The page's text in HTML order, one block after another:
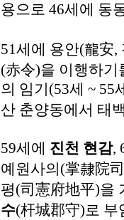
용으로 46세에 동
51세에 용안(龍安,
(赤令)을 이행하기
의 임기(53세 ~ 55
산 춘양동에서 태
59세에 진천 현감,
예원사의(掌隸院
평(司憲府地平)을
수(杆城郡守)로 부